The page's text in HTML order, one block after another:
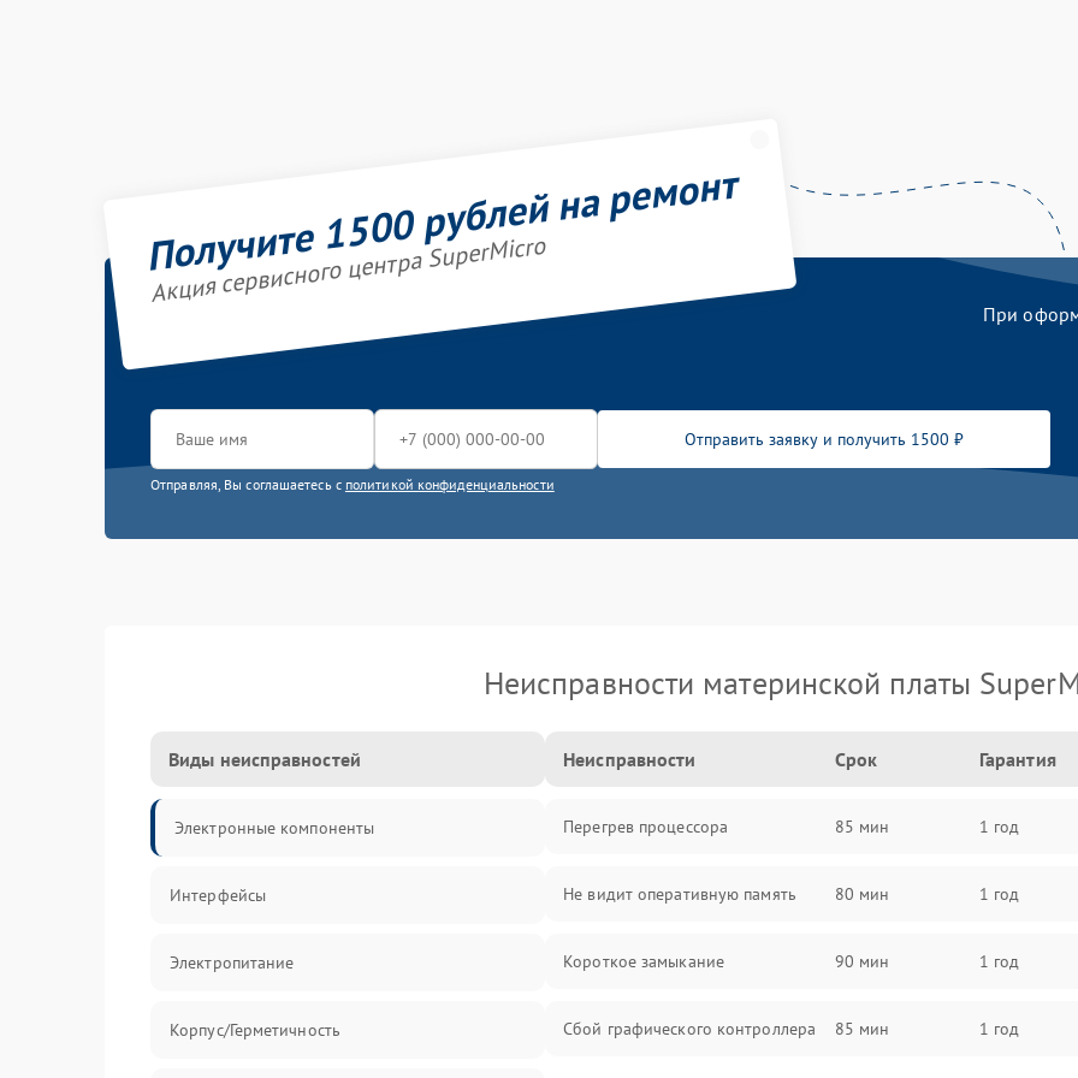
Получите 1500 рублей на ремонт
Акция сервисного центра SuperMicro
При
Отправить заявку и получить 1500 ₽
Отправляя, Вы соглашаетесь с политикой конфиденциальности
Неисправности материнской платы
Виды неисправностей
Электронные компоненты
Интерфейсы
Электропитание
Корпус/Герметичность
Неисправности Срок Гарантия
Перегрев процессора 85 мин 1 год
Не видит оперативную память 80 мин 1 год
Короткое замыкание 90 мин 1 год
Сбой графического контроллера 85 мин 1 год